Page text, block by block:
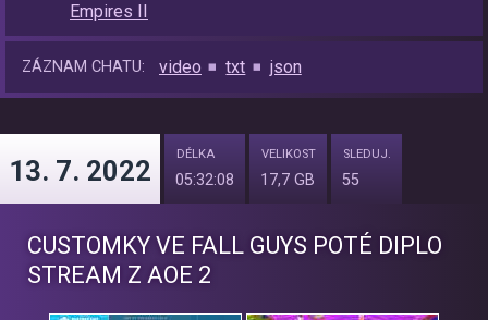
Empires II
ZÁZNAM CHATU: video txt json
13. 7. 2022
DÉLKA
05:32:08
VELIKOST
17,7 GB
SLEDUJ.
55
CUSTOMKY VE FALL GUYS POTÉ DIPLO
STREAM Z AOE 2